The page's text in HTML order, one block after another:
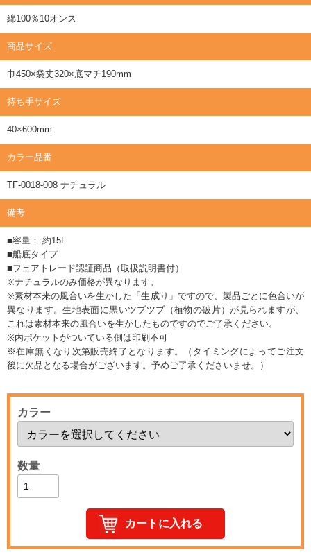
綿100％10オンス
商品サイズ
巾450×袋丈320×底マチ190mm
持ち手サイズ
40×600mm
カラー品番
TF-0018-008 ナチュラル
備考
■容量：:約15L
■船底タイプ
■フェアトレード認証商品（取扱説明書付）
※ナチュラルのみ価格が異なります。
※素材本来の風合いを生かした「生成り」ですので、製品ごとに色合いが
異なります。生地表面に黒いツブツブ（植物の破片）が見られますが、
これは素材本来の風合いを生かしたものですのでご了承ください。
※内ポケットがついている側は印刷不可
※在庫無くなり次第販売終了となります。（タイミングによってご注文
後に欠品となる場合がございます。予めご了承くださいませ。）
カラー
数量